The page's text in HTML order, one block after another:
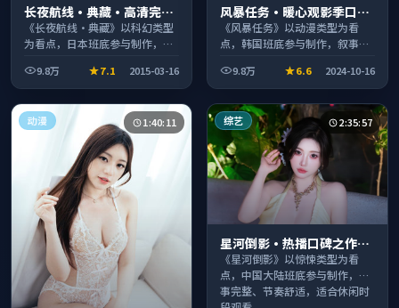
长夜航线·典藏·高清完整
收录适合周末一口气刷完
《长夜航线·典藏》以科幻类型
为看点，日本班底参与制作，叙
段观看。
9.8万 7.1 2015-03-16
风暴任务·暖心观影季口碑
发酵持续升温
《风暴任务》以动漫类型为看
点，韩国班底参与制作，叙事完
看。9.8万 6.6 2024-10-16
动漫 1:40:11 综艺 2:35:57
星河倒影·热播口碑之作剧
情扎实演技在线
《星河倒影》以惊悚类型为看
点，中国大陆班底参与制作，叙
事完整、节奏舒适，适合休闲时